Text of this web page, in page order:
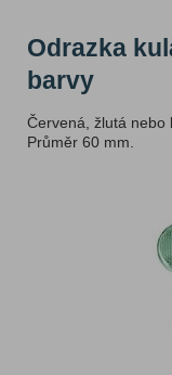
Odrazka
barvy
Červená, žlutá nebo
Průměr 60 mm.